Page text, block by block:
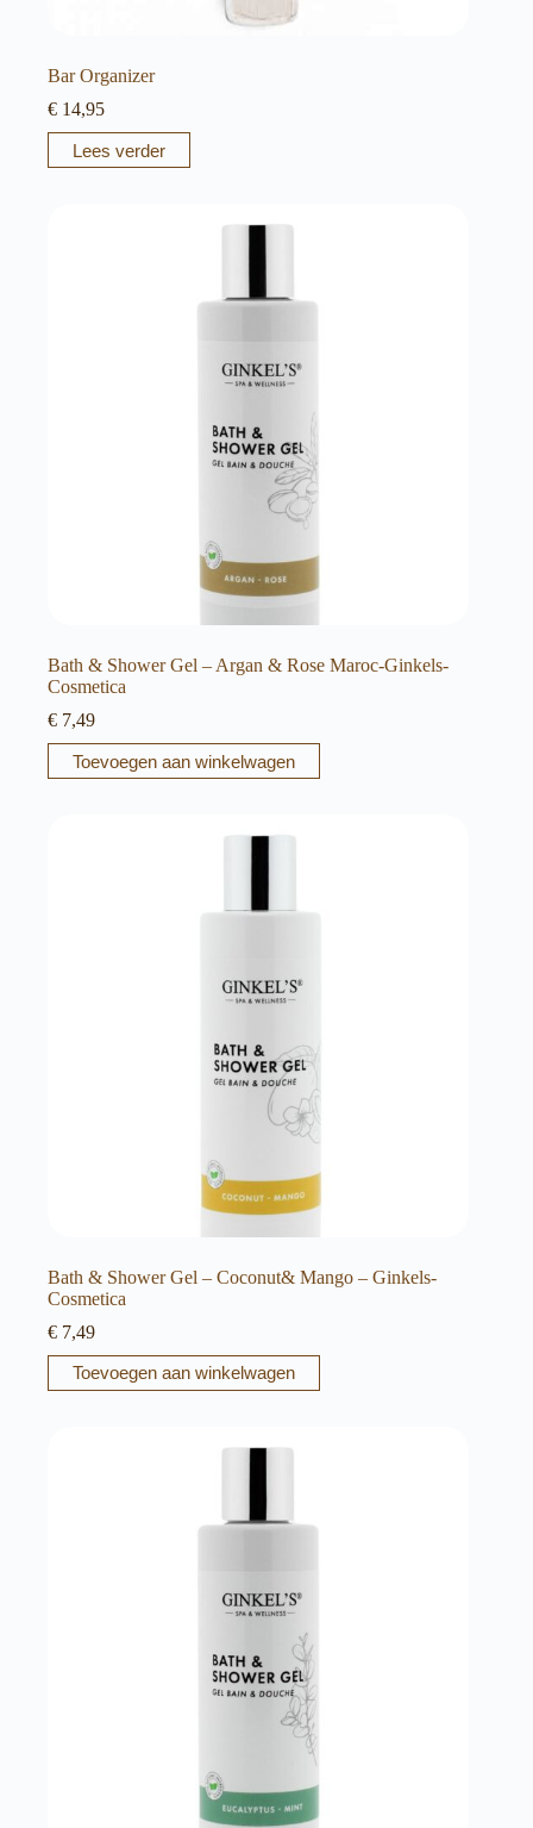
Bar Organizer
€ 14,95
Lees verder
Bath & Shower Gel – Argan & Rose Maroc-Ginkels-
Cosmetica
€ 7,49
Toevoegen aan winkelwagen
Bath & Shower Gel – Coconut& Mango – Ginkels-
Cosmetica
€ 7,49
Toevoegen aan winkelwagen